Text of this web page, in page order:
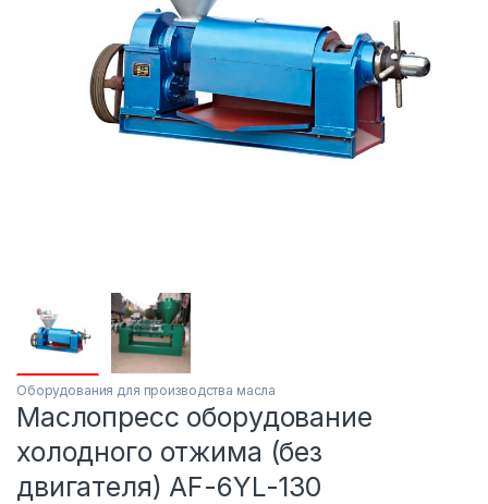
Оборудования для производства масла
Маслопресс оборудование
холодного отжима (без
двигателя) AF-6YL-130